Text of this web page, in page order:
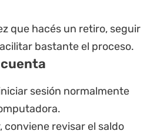
que hacés un retiro, seguir
bastante el proceso.
sesión normalmente
conviene revisar el saldo